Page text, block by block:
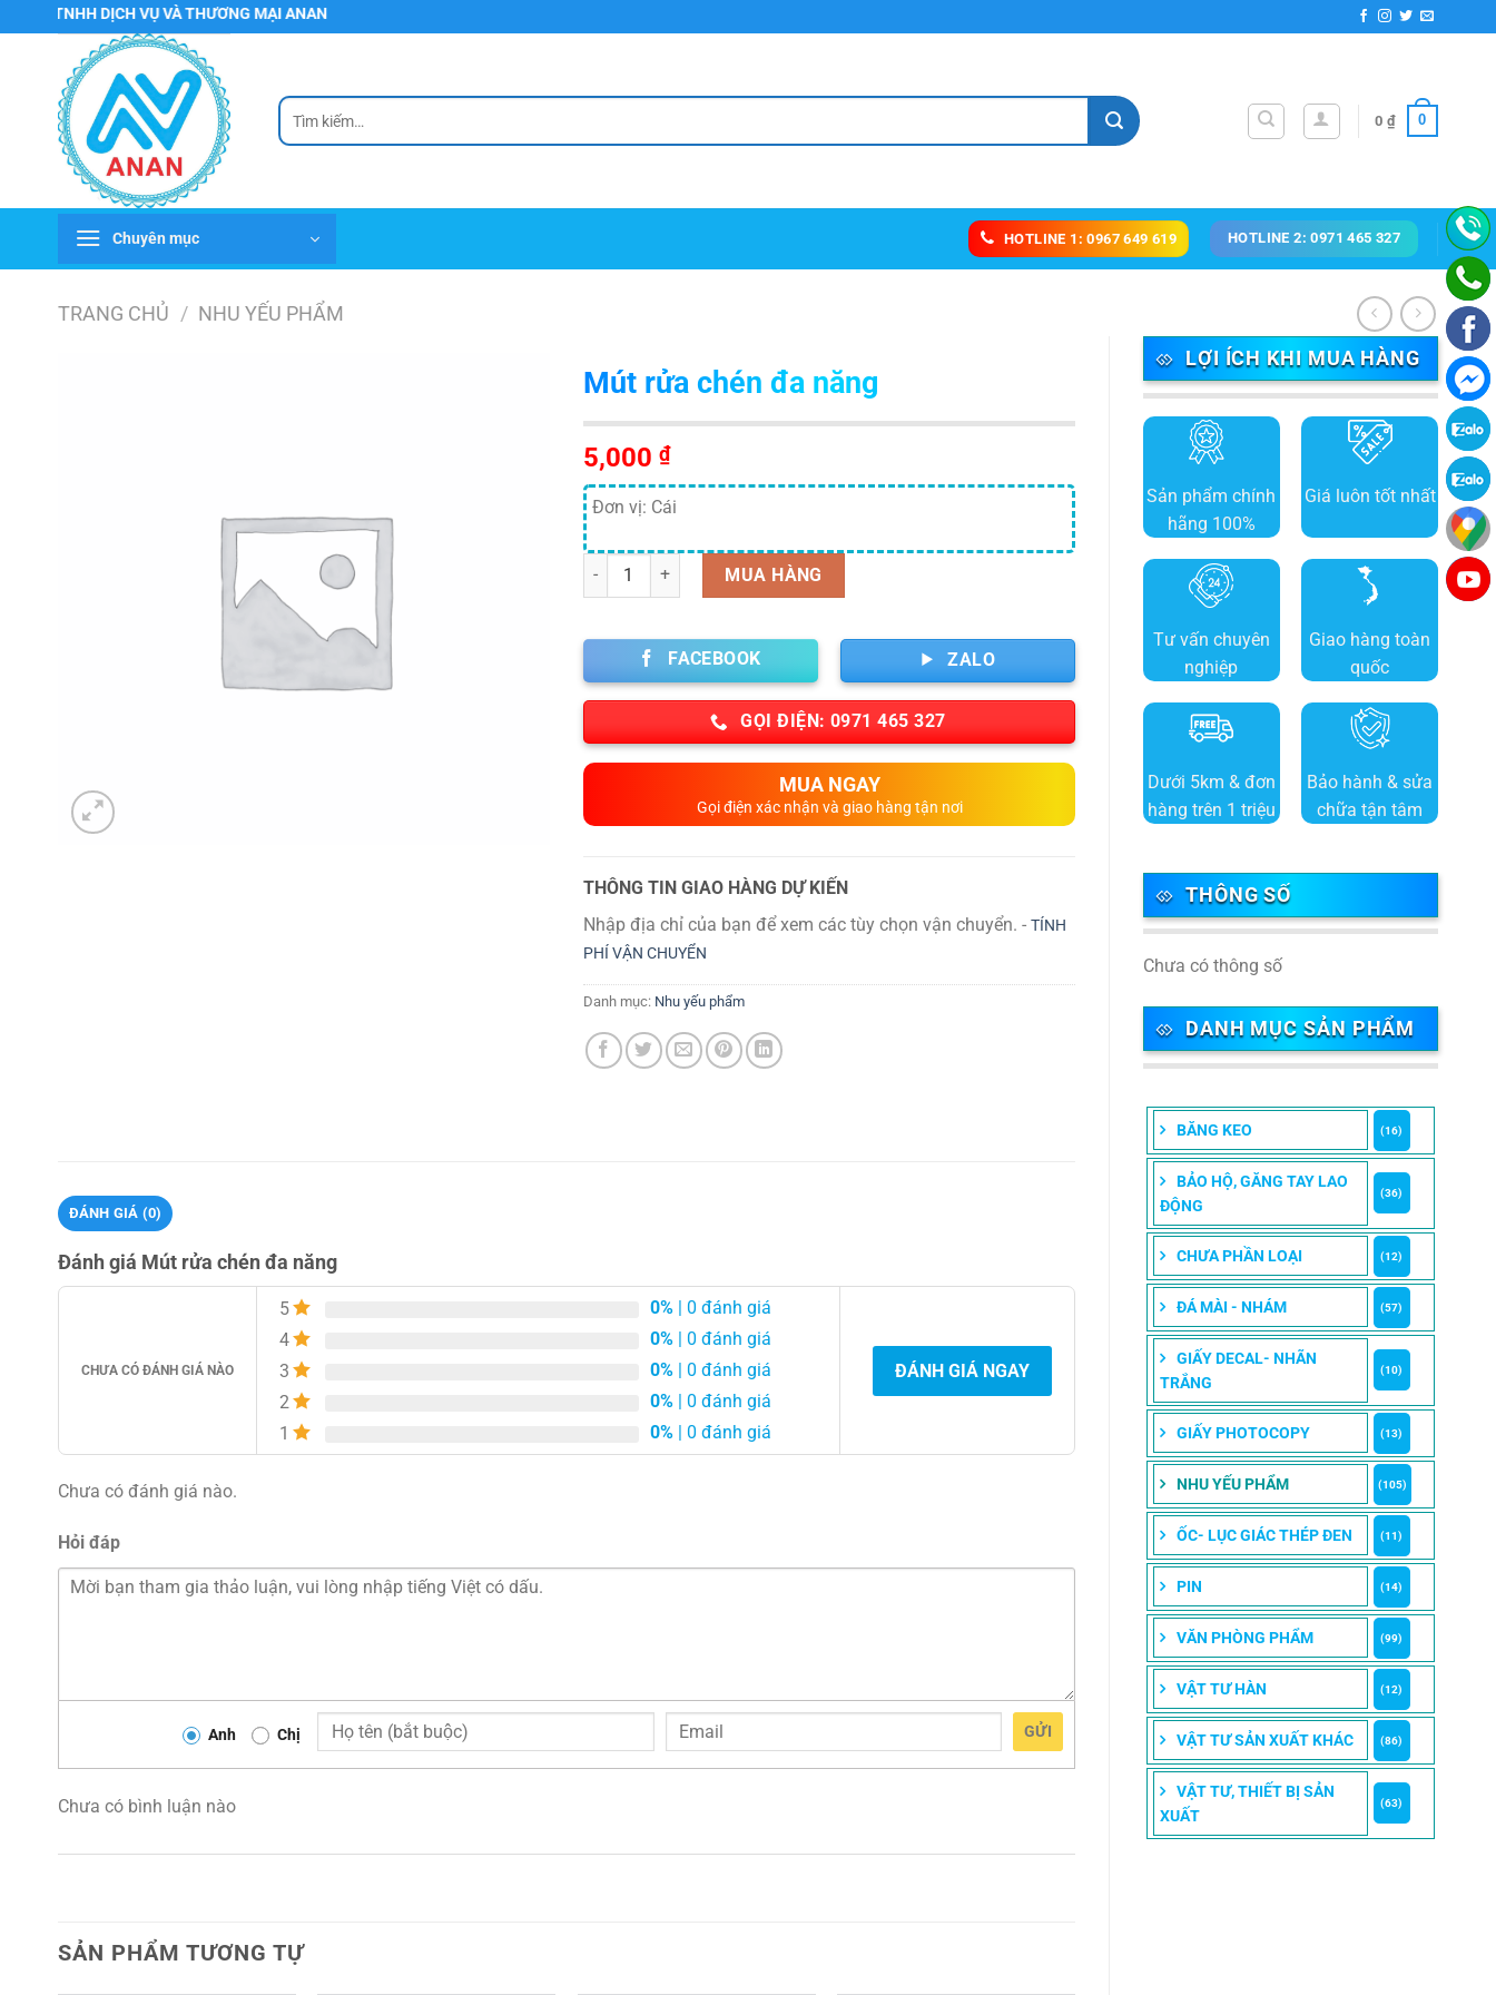
đến
DỊCH VỤ VÀ THƯƠNG MẠI ANAN
Tìm
kiếm:
0 ₫ 0
Chuyên mục HOTLINE 1: 0967 649 619 HOTLINE 2: 0971 465 327
TRANG CHỦ / NHU YẾU PHẨM
LỢI ÍCH KHI MUA HÀNG
Sản phẩm chính
hãng 100%
Giá luôn tốt nhất
Tư vấn chuyên
nghiệp
Giao hàng toàn
quốc
Dưới 5km & đơn
hàng trên 1 triệu
Bảo hành & sửa
chữa tận tâm
THÔNG SỐ
Chưa có thông số
DANH MỤC SẢN PHẨM
BĂNG KEO (16)
BẢO HỘ, GĂNG TAY LAO
ĐỘNG
(36)
CHƯA PHẦN LOẠI (12)
ĐÁ MÀI - NHÁM (57)
GIẤY DECAL- NHÃN
TRẮNG
(10)
GIẤY PHOTOCOPY (13)
NHU YẾU PHẨM (105)
ỐC- LỤC GIÁC THÉP ĐEN (11)
PIN (14)
VĂN PHÒNG PHẨM (99)
VẬT TƯ HÀN (12)
VẬT TƯ SẢN XUẤT KHÁC (86)
VẬT TƯ, THIẾT BỊ SẢN
XUẤT
(63)
Mút rửa chén đa năng
5,000 ₫
Đơn vị: Cái
Số lượng MUA HÀNG
FACEBOOK ZALO
GỌI ĐIỆN: 0971 465 327
MUA NGAY
Gọi điện xác nhận và giao hàng tận nơi
THÔNG TIN GIAO HÀNG DỰ KIẾN
Nhập địa chỉ của bạn để xem các tùy chọn vận chuyển. - TÍNH
PHÍ VẬN CHUYỂN
Danh mục: Nhu yếu phẩm
ĐÁNH GIÁ (0)
Đánh giá Mút rửa chén đa năng
CHƯA CÓ ĐÁNH GIÁ NÀO
5 0% | 0 đánh giá
4
0% | 0 đánh giá
3
0% | 0 đánh giá
2
0% | 0 đánh giá
1
0% | 0 đánh giá
ĐÁNH GIÁ NGAY
Chưa có đánh giá nào.
Hỏi đáp
Anh Chị GỬI
Chưa có bình luận nào
SẢN PHẨM TƯƠNG TỰ